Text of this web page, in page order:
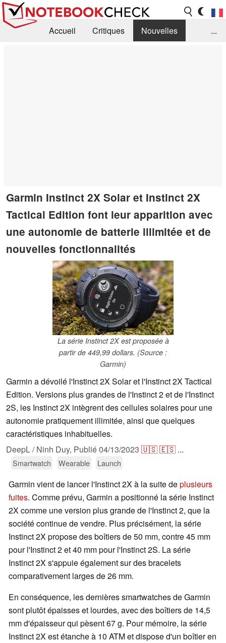
Accueil Critiques
Nouvelles
...
Garmin Instinct 2X Solar et Instinct 2X
Tactical Edition font leur apparition avec
une autonomie de batterie illimitée et de
nouvelles fonctionnalités
La série Instinct 2X est proposée à
partir de 449,99 dollars. (Source :
Garmin)
Garmin a dévoilé l'Instinct 2X Solar et l'Instinct 2X Tactical
Edition. Versions plus grandes de l'Instinct 2 et de l'Instinct
2S, les Instinct 2X intègrent des cellules solaires pour une
autonomie pratiquement illimitée, ainsi que quelques
caractéristiques inhabituelles.
DeepL / Ninh Duy, Publié04/13/2023 🇺🇸🇪🇸 ...
Smartwatch Wearable Launch
Garmin vient de lancer l'Instinct 2X à la suite deplusieurs
fuites. Comme prévu, Garmin a positionné la série Instinct
2X comme une version plus grande de l'Instinct 2, que la
société continue de vendre. Plus précisément, la série
Instinct 2X propose des boîtiers de 50 mm, contre 45 mm
pour l'Instinct 2 et 40 mm pour l'Instinct 2S. La série
Instinct 2X s'appuie également sur des bracelets
comparativement larges de 26 mm.
En conséquence, les dernières smartwatches de Garmin
sont plutôt épaisses et lourdes, avec des boîtiers de 14,5
mm d'épaisseur qui pèsent 67 g. Pour mémoire, la série
Instinct 2X est étanche à 10 ATM et dispose d'un boîtier en